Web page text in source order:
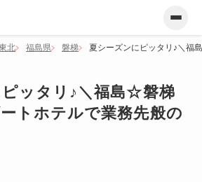
北 福島県 磐梯 夏シーズンにピッタリ♪＼福
ッタリ♪＼福島☆磐梯
トホテルで業務先般の